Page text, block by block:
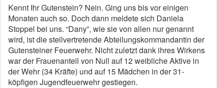
Kennt Ihr Gutenstein? Nein. Ging uns bis vor einigen
Monaten auch so. Doch dann meldete sich Daniela
Stoppel bei uns. “Dany”, wie sie von allen nur genannt
wird, ist die stellvertretende Abteilungskommandantin der
Gutensteiner Feuerwehr. Nicht zuletzt dank ihres Wirkens
war der Frauenanteil von Null auf 12 weibliche Aktive in
der Wehr (34 Kräfte) und auf 15 Mädchen in der 31-
köpfigen Jugendfeuerwehr gestiegen.